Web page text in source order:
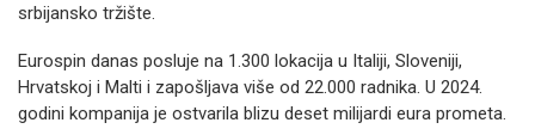
srbijansko tržište.
Eurospin danas posluje na 1.300 lokacija u Italiji, Sloveniji,
Hrvatskoj i Malti i zapošljava više od 22.000 radnika. U 2024.
godini kompanija je ostvarila blizu deset milijardi eura prometa.